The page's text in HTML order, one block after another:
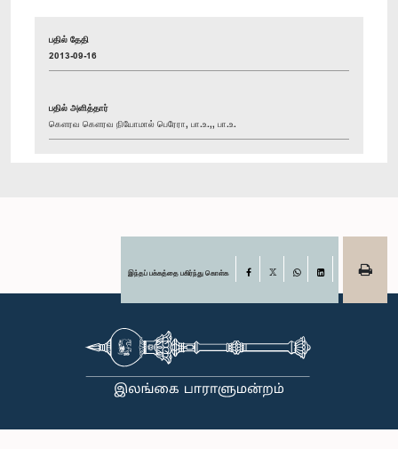
பதில் தேதி
2013-09-16
பதில் அளித்தார்
கௌரவ கௌரவ நியோமால் பெரேரா, பா.உ.,, பா.உ.
இந்தப் பக்கத்தை பகிர்ந்து கொள்க Facebook